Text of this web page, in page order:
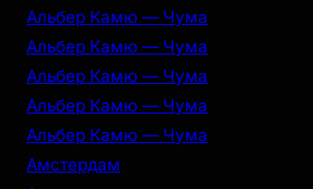
Альбер Камю — Чума
Альбер Камю — Чума
Альбер Камю — Чума
Альбер Камю — Чума
Альбер Камю — Чума
Амстердам